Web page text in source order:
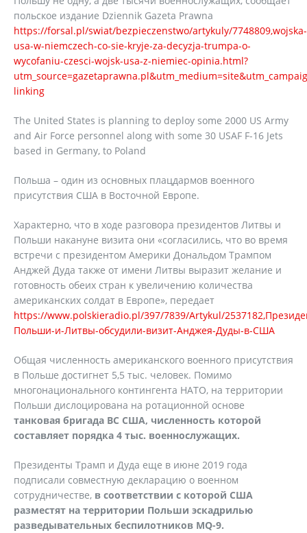
польское издание Dziennik Gazeta Prawna
https://forsal.pl/swiat/bezpieczenstwo/artykuly/7748809,wojska-
usa-w-niemczech-co-sie-kryje-za-decyzja-trumpa-o-
wycofaniu-czesci-wojsk-usa-z-niemiec-opinia.html?
linking
The United States is planning to deploy some 2000 US Army
and Air Force personnel along with some 30 USAF F-16 Jets
based in Germany, to Poland
Польша – один из основных плацдармов военного
присутствия США в Восточной Европе.
Характерно, что в ходе разговора президентов Литвы и
Польши накануне визита они «согласились, что во время
встречи с президентом Америки Дональдом Трампом
Анджей Дуда также от имени Литвы выразит желание и
готовность обеих стран к увеличению количества
американских солдат в Европе», передает
https://www.polskieradio.pl/397/7839/Artykul/
Польши-и-Литвы-обсудили-визит-Анджея-Дуды-в-США
Общая численность американского военного присутствия
в Польше достигнет 5,5 тыс. человек. Помимо
многонационального контингента НАТО, на территории
Польши дислоцирована на ротационной основе
танковая бригада ВС США, численность которой
составляет порядка 4 тыс. военнослужащих.
Президенты Трамп и Дуда еще в июне 2019 года
подписали совместную декларацию о военном
сотрудничестве, в соответствии с которой США
разместят на территории Польши эскадрилью
разведывательных беспилотников MQ-9.